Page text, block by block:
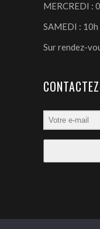
MERCREDI :
SAMEDI :
Sur rendez-